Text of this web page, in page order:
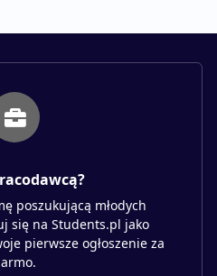
poszukującą młodych
się na Students.pl jako
pierwsze ogłoszenie za